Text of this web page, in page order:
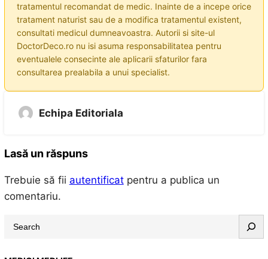
tratamentul recomandat de medic. Inainte de a incepe orice
tratament naturist sau de a modifica tratamentul existent,
consultati medicul dumneavoastra. Autorii si site-ul
DoctorDeco.ro nu isi asuma responsabilitatea pentru
eventualele consecinte ale aplicarii sfaturilor fara
consultarea prealabila a unui specialist.
Echipa Editoriala
Lasă un răspuns
Trebuie să fii autentificatpentru a publica un
comentariu.